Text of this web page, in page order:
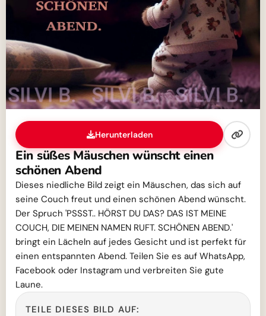
Herunterladen
Ein süßes Mäuschen wünscht einen
schönen Abend
Dieses niedliche Bild zeigt ein Mäuschen, das sich auf
seine Couch freut und einen schönen Abend wünscht.
Der Spruch 'PSSST.. HÖRST DU DAS? DAS IST MEINE
COUCH, DIE MEINEN NAMEN RUFT. SCHÖNEN ABEND.'
bringt ein Lächeln auf jedes Gesicht und ist perfekt für
einen entspannten Abend. Teilen Sie es auf WhatsApp,
Facebook oder Instagram und verbreiten Sie gute
Laune.
TEILE DIESES BILD AUF: